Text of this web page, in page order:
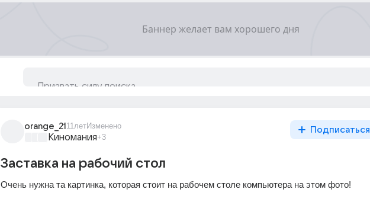
orange_21 11летИзменено
Киномания+3
Подписаться
Заставка на рабочий стол
Очень нужна та картинка, которая стоит на рабочем столе компьютера на этом фото!